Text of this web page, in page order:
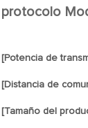
protocolo
[Potencia de
[Distancia de
[Tamaño del